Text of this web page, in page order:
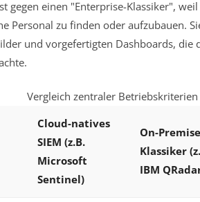
gegen einen "Enterprise-Klassiker",
Personal zu finden oder aufzubauen.
und vorgefertigten Dashboards, die
Vergleich zentraler Betriebskriterien
Cloud-natives
SIEM (z.B.
Microsoft
Sentinel)
On-
Klassiker
IBM